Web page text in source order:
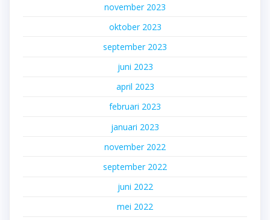
november 2023
oktober 2023
september 2023
juni 2023
april 2023
februari 2023
januari 2023
november 2022
september 2022
juni 2022
mei 2022